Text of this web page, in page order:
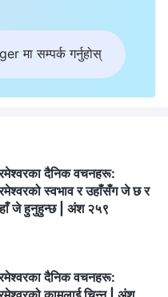
मा सम्पर्क गर्नुहोस्
दैनिक वचनहरू:
स्वभाव र उहाँसँग जे छ र
जे हुनुहुन्छ | अंश २५९
दैनिक वचनहरू: